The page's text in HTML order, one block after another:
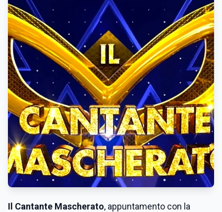
Il Cantante Mascherato, appuntamento con la